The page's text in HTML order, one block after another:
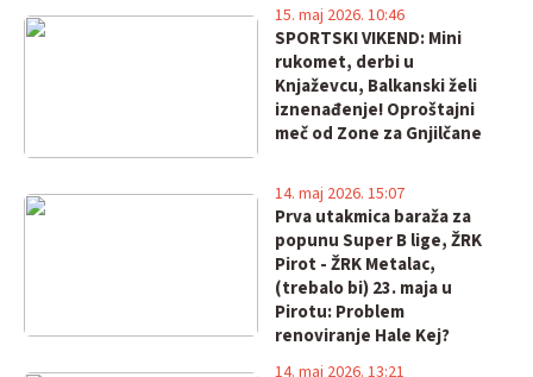
SPORTSKI VIKEND: Mini
rukomet, derbi u
Knjaževcu, Balkanski želi
iznenađenje! Oproštajni
meč od Zone za Gnjilčane
15. maj 2026. 10:46
Prva utakmica baraža za
popunu Super B lige, ŽRK
Pirot - ŽRK Metalac,
(trebalo bi) 23. maja u
Pirotu: Problem
renoviranje Hale Kej?
14. maj 2026. 15:07
14. maj 2026. 13:21